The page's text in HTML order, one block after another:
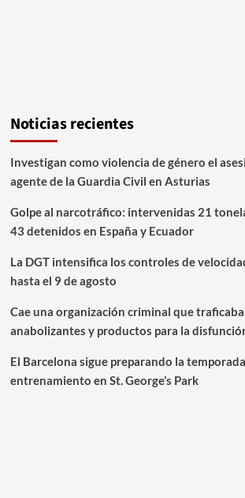
Noticias recientes
Investigan como violencia de género el
agente de la Guardia Civil en Asturias
Golpe al narcotráfico: intervenidas 21
43 detenidos en España y Ecuador
La DGT intensifica los controles de
hasta el 9 de agosto
Cae una organización criminal que
anabolizantes y productos para la
El Barcelona sigue preparando la
entrenamiento en St. George’s Park